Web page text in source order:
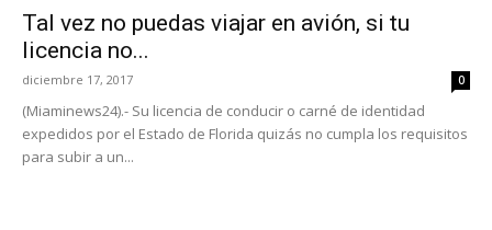
Tal vez no puedas viajar en avión, si tu
licencia no...
diciembre 17, 2017 0
(Miaminews24).- Su licencia de conducir o carné de identidad
expedidos por el Estado de Florida quizás no cumpla los requisitos
para subir a un...